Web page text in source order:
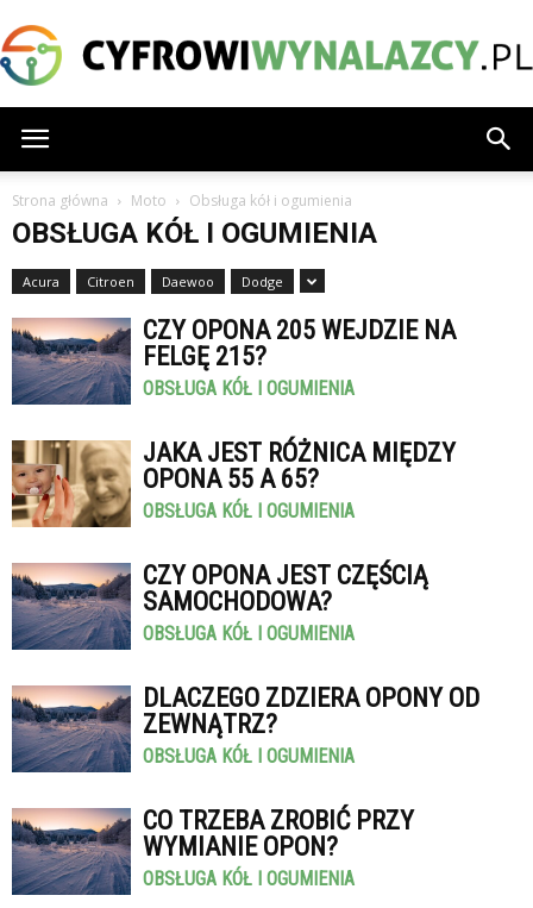
Strona główna Moto Obsługa kół i ogumienia
OBSŁUGA KÓŁ I OGUMIENIA
Acura Citroen Daewoo Dodge
CZY OPONA 205 WEJDZIE NA
FELGĘ 215?
OBSŁUGA KÓŁ I OGUMIENIA
JAKA JEST RÓŻNICA MIĘDZY
OPONA 55 A 65?
OBSŁUGA KÓŁ I OGUMIENIA
CZY OPONA JEST CZĘŚCIĄ
SAMOCHODOWA?
OBSŁUGA KÓŁ I OGUMIENIA
DLACZEGO ZDZIERA OPONY OD
ZEWNĄTRZ?
OBSŁUGA KÓŁ I OGUMIENIA
CO TRZEBA ZROBIĆ PRZY
WYMIANIE OPON?
OBSŁUGA KÓŁ I OGUMIENIA